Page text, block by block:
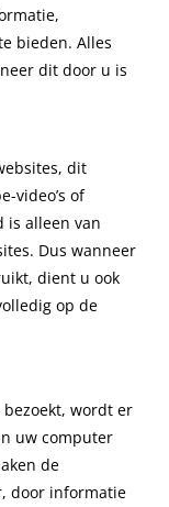
bieden. Alles
dit door u is
dit
video’s of
is alleen van
Dus wanneer
dient u ook
op de
wordt er
uw computer
de
door informatie